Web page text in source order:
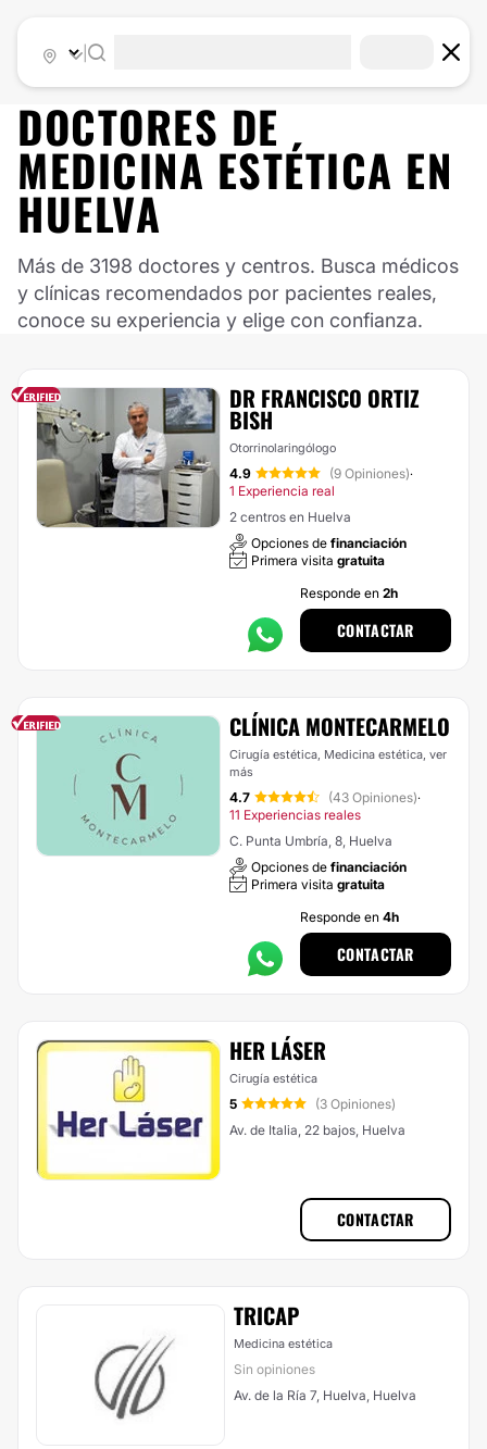
DOCTORES DE
MEDICINA ESTÉTICA EN
HUELVA
Más de 3198 doctores y centros. Busca médicos
y clínicas recomendados por pacientes reales,
conoce su experiencia y elige con confianza.
DR FRANCISCO ORTIZ
BISH
Otorrinolaringólogo
4.9 (9 Opiniones)·
1 Experiencia real
2 centros en Huelva
Opciones de financiación
Primera visita gratuita
Responde en 2h
CONTACTAR
CLÍNICA MONTECARMELO
Cirugía estética, Medicina estética, ver
más
4.7 (43 Opiniones)·
11 Experiencias reales
C. Punta Umbría, 8, Huelva
Opciones de financiación
Primera visita gratuita
Responde en 4h
CONTACTAR
HER LÁSER
Cirugía estética
5
(3 Opiniones)
Av. de Italia, 22 bajos, Huelva
CONTACTAR
TRICAP
Medicina estética
Sin opiniones
Av. de la Ría 7, Huelva, Huelva